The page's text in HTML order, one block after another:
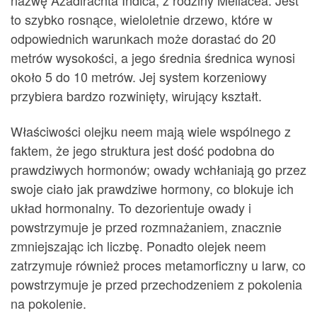
to szybko rosnące, wieloletnie drzewo, które w
odpowiednich warunkach może dorastać do 20
metrów wysokości, a jego średnia średnica wynosi
około 5 do 10 metrów. Jej system korzeniowy
przybiera bardzo rozwinięty, wirujący kształt.
Właściwości olejku neem mają wiele wspólnego z
faktem, że jego struktura jest dość podobna do
prawdziwych hormonów; owady wchłaniają go przez
swoje ciało jak prawdziwe hormony, co blokuje ich
układ hormonalny. To dezorientuje owady i
powstrzymuje je przed rozmnażaniem, znacznie
zmniejszając ich liczbę. Ponadto olejek neem
zatrzymuje również proces metamorficzny u larw, co
powstrzymuje je przed przechodzeniem z pokolenia
na pokolenie.